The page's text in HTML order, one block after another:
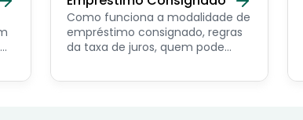
Como funciona a modalidade de
empréstimo consignado, regras
da taxa de juros, quem pode
simular online.